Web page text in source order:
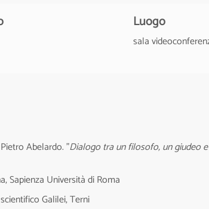
Luogo
sala
Pietro Abelardo. "Dialogo tra un filosofo, un giudeo
Sapienza Università di Roma
Galilei, Terni